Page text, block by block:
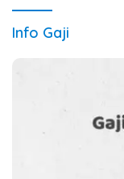
Info Gaji